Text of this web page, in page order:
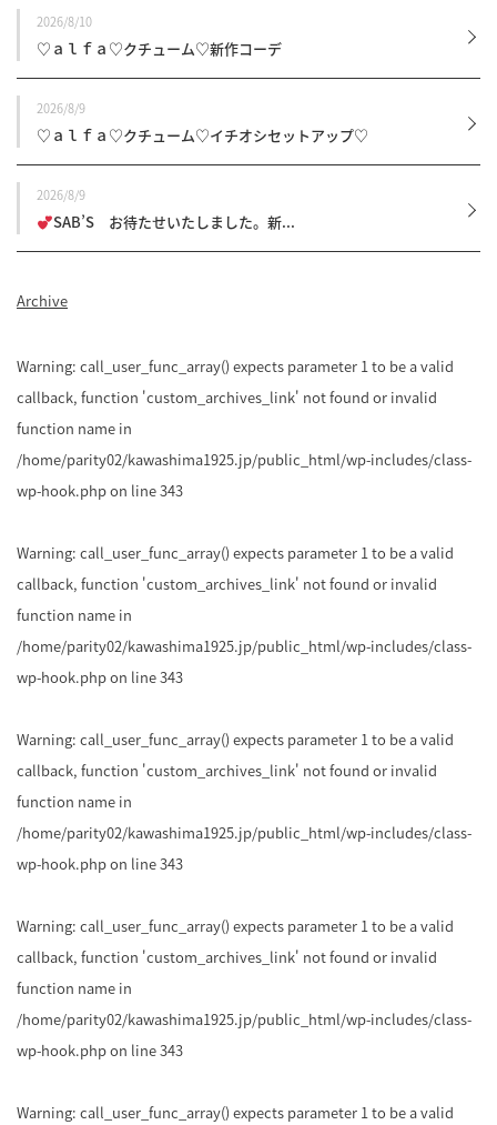
2026/8/10
♡ａｌｆａ♡クチューム♡新作コーデ
2026/8/9
♡ａｌｆａ♡クチューム♡イチオシセットアップ♡
2026/8/9
SAB’S お待たせいたしました。新...
Archive
Warning: call_user_func_array() expects parameter 1 to be a valid
callback, function 'custom_archives_link' not found or invalid
function name in
/home/parity02/kawashima1925.jp/public_html/wp-includes/class-
wp-hook.phpon line343
Warning: call_user_func_array() expects parameter 1 to be a valid
callback, function 'custom_archives_link' not found or invalid
function name in
/home/parity02/kawashima1925.jp/public_html/wp-includes/class-
wp-hook.phpon line343
Warning: call_user_func_array() expects parameter 1 to be a valid
callback, function 'custom_archives_link' not found or invalid
function name in
/home/parity02/kawashima1925.jp/public_html/wp-includes/class-
wp-hook.phpon line343
Warning: call_user_func_array() expects parameter 1 to be a valid
callback, function 'custom_archives_link' not found or invalid
function name in
/home/parity02/kawashima1925.jp/public_html/wp-includes/class-
wp-hook.phpon line343
Warning: call_user_func_array() expects parameter 1 to be a valid